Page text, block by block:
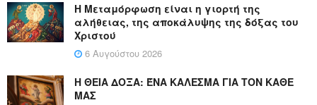
Η Μεταμόρφωση είναι η γιορτή της
αλήθειας, της αποκάλυψης της δόξας του
Χριστού
6 Αυγούστου 2026
Η ΘΕΙΑ ΔΟΞΑ: ΈΝΑ ΚΑΛΕΣΜΑ ΓΙΑ ΤΟΝ ΚΑΘΕ
ΜΑΣ